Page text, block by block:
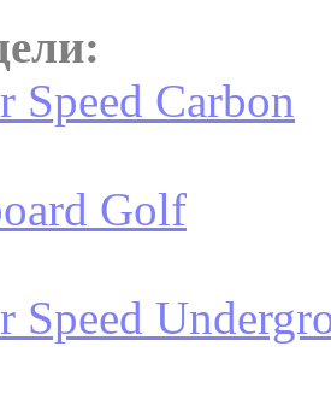
Speed Carbon
Golf
Speed